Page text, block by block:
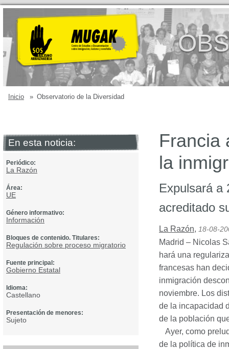
Inicio » Observatorio de la Diversidad
En esta noticia:
Periódico:
La Razón
Área:
UE
Género informativo:
Información
Bloques de contenido. Titulares:
Regulación sobre proceso migratorio
Fuente principal:
Gobierno Estatal
Idioma:
Castellano
Presentación de menores:
Sujeto
Francia
la
Expulsará a
acreditado
La Razón, 18-08-
Madrid – Nicolas
hará una
francesas han
inmigración
noviembre. Los
de la incapacidad
de la población
Ayer, como
de la política de